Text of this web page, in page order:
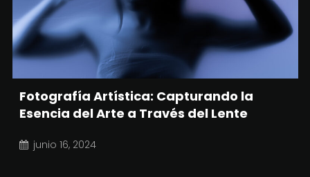
Fotografía Artística: Capturando la
Esencia del Arte a Través del Lente
junio 16, 2024